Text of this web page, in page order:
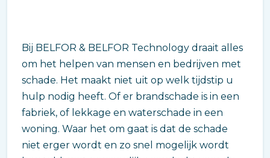
Bij BELFOR & BELFOR Technology draait alles
om het helpen van mensen en bedrijven met
schade. Het maakt niet uit op welk tijdstip u
hulp nodig heeft. Of er brandschade is in een
fabriek, of lekkage en waterschade in een
woning. Waar het om gaat is dat de schade
niet erger wordt en zo snel mogelijk wordt